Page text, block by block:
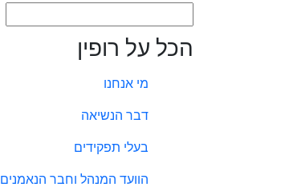
הכל על רופין
מי אנחנו
דבר הנשיאה
בעלי תפקידים
הוועד המנהל וחבר הנאמנים